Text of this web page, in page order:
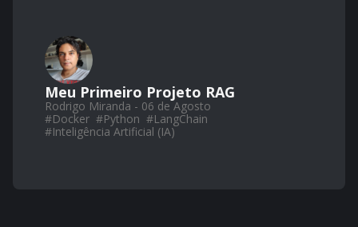
Meu Primeiro Projeto RAG
Rodrigo Miranda - 06 de Agosto
#Docker #Python #LangChain
#Inteligência Artificial (IA)